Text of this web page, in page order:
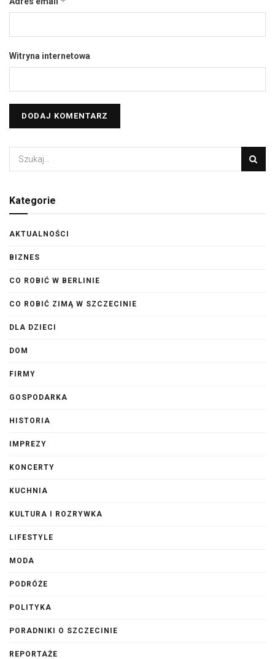
Witryna internetowa
Kategorie
AKTUALNOŚCI
BIZNES
CO ROBIĆ W BERLINIE
CO ROBIĆ ZIMĄ W SZCZECINIE
DLA DZIECI
DOM
FIRMY
GOSPODARKA
HISTORIA
IMPREZY
KONCERTY
KUCHNIA
KULTURA I ROZRYWKA
LIFESTYLE
MODA
PODRÓŻE
POLITYKA
PORADNIKI O SZCZECINIE
REPORTAŻE